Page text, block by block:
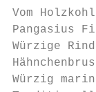
Vom
Pangasius
Würzige
Würzig